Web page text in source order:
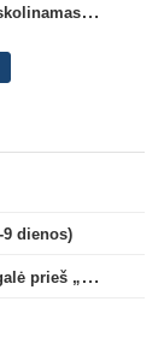
„AC Milan“ priklausantis Z. Athekame sezonui skolinamas „Lyon“ ekipai
dienos)
Po dviejų M. Liužinaitės įvarčių – nelengva pergalė prieš „Bangą“